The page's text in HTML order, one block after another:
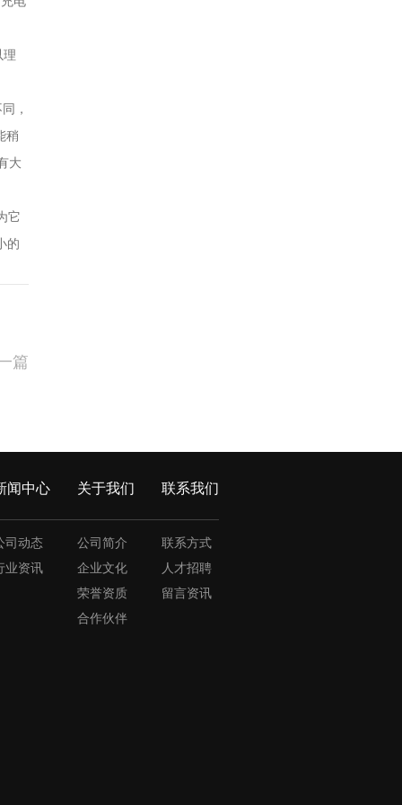
理
，
稍
大
它
的
篇
闻中心
司动态
业资讯
关于我们
公司简介
企业文化
荣誉资质
合作伙伴
联系我们
联系方式
人才招聘
留言资讯